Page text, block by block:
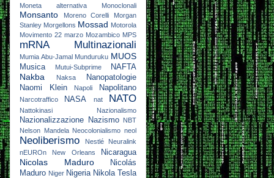
Moneta alternativa Monoclonali
Monsanto Moreno Corelli
Morgan
Stanley Morgellons Mossad Motorola
Movimento 22 marzo Mozambico MPS
mRNA Multinazionali
Mumia Abu-Jamal Munduruku MUOS
Musica Mutui-Subprime NAFTA
Nakba Naksa
Nanopatologie
Naomi Klein
Napoli Napolitano
Narcotraffico NASA nat NATO
Nattokinasi Nazionalismo
Nazionalizzazione Nazismo
NBT
Nelson Mandela Neocolonialismo neol
Neoliberismo Nestlé
Neuralink
nEUROn
New Orleans Nicaragua
Nicolas Maduro
Nicolás
Maduro Niger Nigeria Nikola Tesla